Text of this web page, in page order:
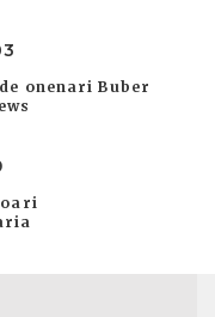
onenari Buber